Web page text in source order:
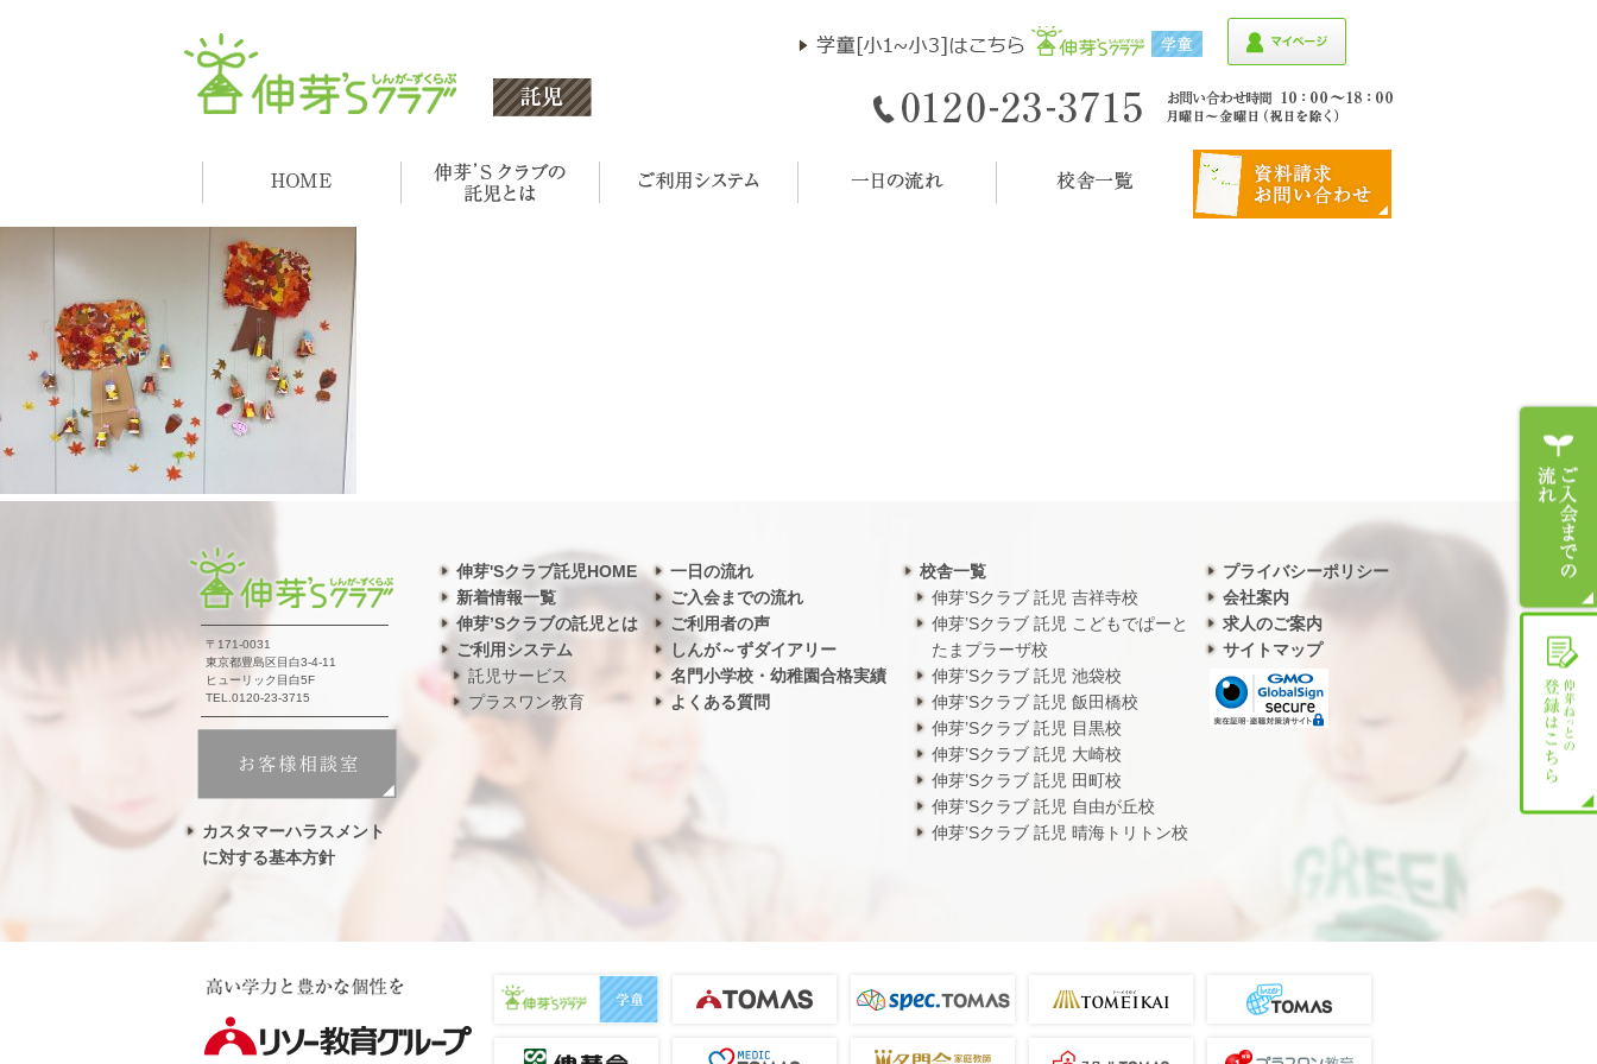
〒171-0031
東京都豊島区目白3-4-11
ヒューリック目白5F
TEL.0120-23-3715
カスタマーハラスメント
に対する基本方針
伸芽'Sクラブ託児HOME
新着情報一覧
伸芽’Sクラブの託児とは
ご利用システム
託児サービス
プラスワン教育
一日の流れ
ご入会までの流れ
ご利用者の声
しんが～ずダイアリー
名門小学校・幼稚園合格実績
よくある質問
校舎一覧
伸芽’Sクラブ 託児 吉祥寺校
伸芽’Sクラブ 託児 こどもでぱーと
たまプラーザ校
伸芽’Sクラブ 託児 池袋校
伸芽’Sクラブ 託児 飯田橋校
伸芽’Sクラブ 託児 目黒校
伸芽’Sクラブ 託児 大崎校
伸芽’Sクラブ 託児 田町校
伸芽’Sクラブ 託児 自由が丘校
伸芽’Sクラブ 託児 晴海トリトン校
プライバシーポリシー
会社案内
求人のご案内
サイトマップ